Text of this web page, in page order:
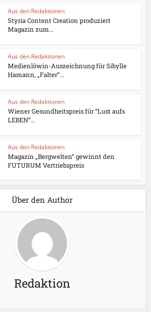
Aus den Redaktionen
Styria Content Creation produziert
Magazin zum...
Aus den Redaktionen
Medienlöwin-Auszeichnung für Sibylle
Hamann, „Falter“...
Aus den Redaktionen
Wiener Gesundheitspreis für “Lust aufs
LEBEN“...
Aus den Redaktionen
Magazin „Bergwelten“ gewinnt den
FUTURUM Vertriebspreis
Über den Author
Redaktion